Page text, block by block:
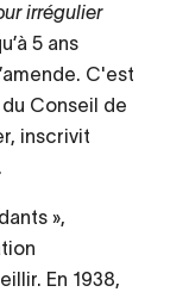
irrégulier
5 ans
C'est
Conseil de
inscrivit
»,
En 1938,